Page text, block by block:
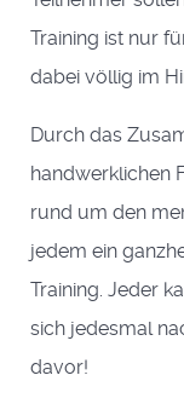
Training ist nur
dabei völlig im
Durch das
handwerklichen
rund um den
jedem ein
Training. Jeder
sich jedesmal
davor!